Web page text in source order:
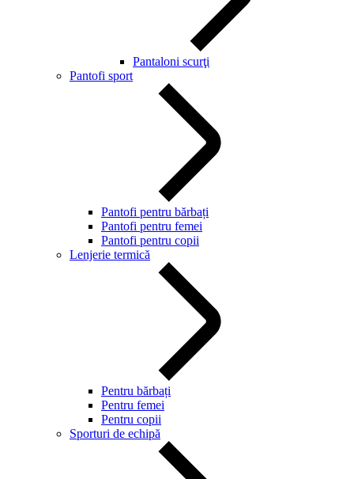
Pantaloni scurţi
Pantofi sport
Pantofi pentru bărbați
Pantofi pentru femei
Pantofi pentru copii
Lenjerie termică
Pentru bărbați
Pentru femei
Pentru copii
Sporturi de echipă